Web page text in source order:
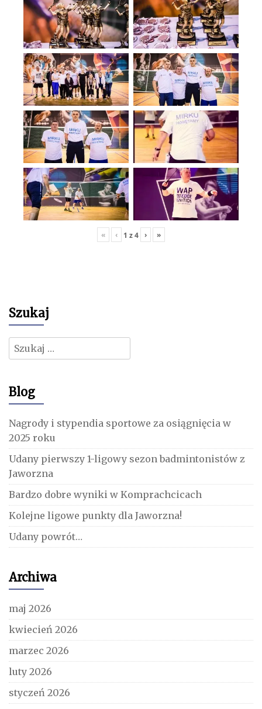
« ‹ 1 z4 › »
Szukaj
Szukaj:
Blog
Nagrody i stypendia sportowe za osiągnięcia w
2025 roku
Udany pierwszy 1-ligowy sezon badmintonistów z
Jaworzna
Bardzo dobre wyniki w Komprachcicach
Kolejne ligowe punkty dla Jaworzna!
Udany powrót…
Archiwa
maj 2026
kwiecień 2026
marzec 2026
luty 2026
styczeń 2026